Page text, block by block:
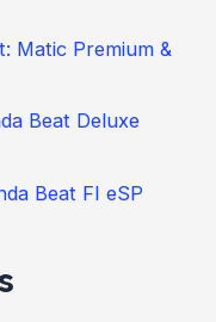
Matic Premium &
Beat Deluxe
Beat FI eSP